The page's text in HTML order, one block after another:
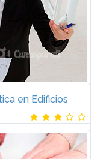
en Edificios
EnergÃ©tica
edificiosUnidad